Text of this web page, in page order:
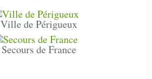
Ville de Périgueux
Secours de France